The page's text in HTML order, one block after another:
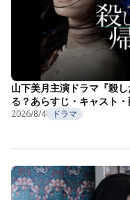
山下美月主演ドラマ『殺
る？あらすじ・キャスト
2026/8/4 ドラマ